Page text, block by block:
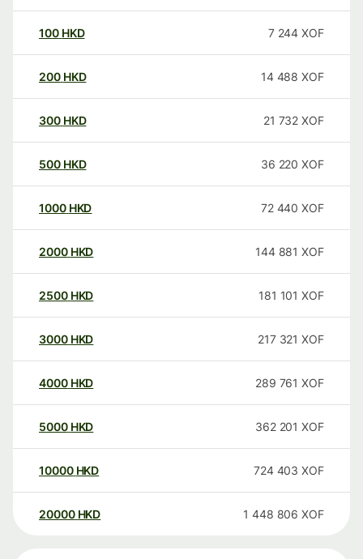
100 HKD 7 244 XOF
200 HKD 14 488 XOF
300 HKD 21 732 XOF
500 HKD 36 220 XOF
1000 HKD 72 440 XOF
2000 HKD 144 881 XOF
2500 HKD 181 101 XOF
3000 HKD 217 321 XOF
4000 HKD 289 761 XOF
5000 HKD 362 201 XOF
10000 HKD 724 403 XOF
20000 HKD 1 448 806 XOF